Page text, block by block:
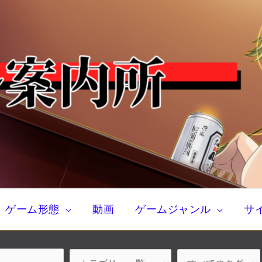
ゲーム形態 動画 ゲームジャンル サ